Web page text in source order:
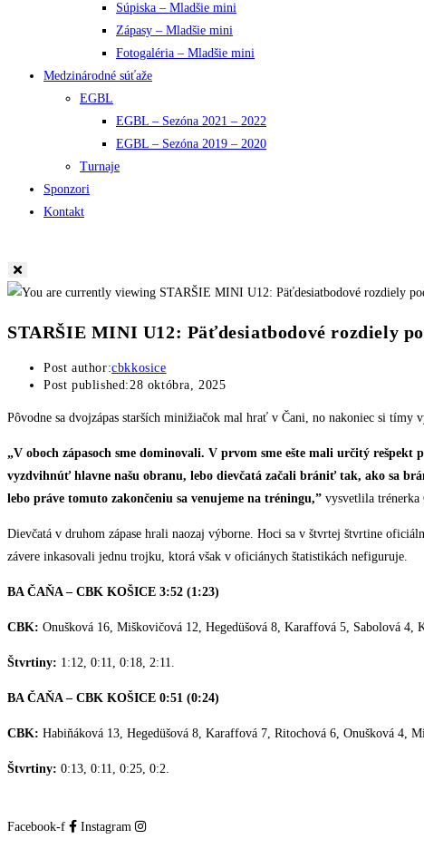
Súpiska – Mladšie mini
Zápasy – Mladšie mini
Fotogaléria – Mladšie mini
Medzinárodné súťaže
EGBL
EGBL – Sezóna 2021 – 2022
EGBL – Sezóna 2019 – 2020
Turnaje
Sponzori
Kontakt
STARŠIE MINI U12: Päťdesiatbodové rozdiely
Post author:cbkkosice
Post published:28 októbra, 2025
Pôvodne sa dvojzápas starších minižiačok mal hrať v Čani, no nakoniec si
„V oboch zápasoch sme dominovali. V prvom sme ešte mali určitý
vyzdvihnúť hlavne našu obranu, lebo dievčatá začali brániť tak, ako sa
lebo práve tomuto zakončeniu sa venujeme na tréningu,” vysvetlila trénerka
Dievčatá v druhom zápase hrali naozaj výborne. Hoci sa v štvrtej štvrtine
závere inkasovali jednu trojku, ktorá však v oficiánych štatistikách nefiguruje.
BA ČAŇA – CBK KOŠICE 3:52 (1:23)
CBK: Onušková 16, Miškovičová 12, Hegedüšová 8, Karaffová 5, Sabolová
Štvrtiny: 1:12, 0:11, 0:18, 2:11.
BA ČAŇA – CBK KOŠICE 0:51 (0:24)
CBK: Habiňáková 13, Hegedüšová 8, Karaffová 7, Ritochová 6, Onušková 4,
Štvrtiny: 0:13, 0:11, 0:25, 0:2.
Facebook-f Instagram